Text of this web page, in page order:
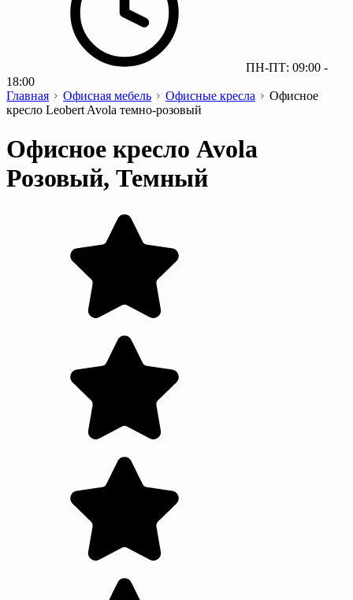
ПН-ПТ: 09:00 -
18:00
Главная
Офисная мебель Офисные кресла
Офисное
кресло Leobert Avola темно-розовый
Офисное кресло Avola
Розовый, Темный